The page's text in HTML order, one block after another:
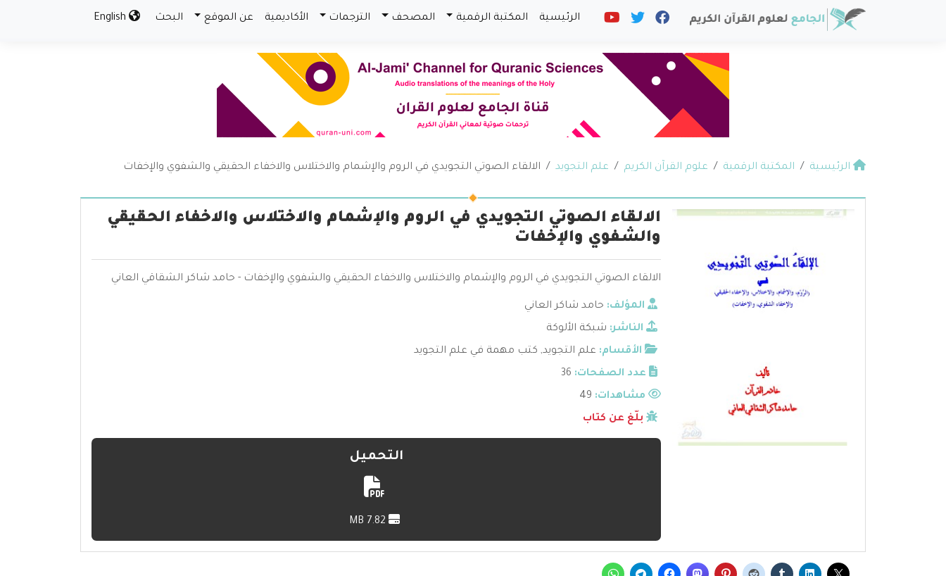
الرئيسية المكتبة الرقمية المصحف الترجمات الأكاديمية عن الموقع البحث
الرئيسية المكتبة الرقمية علوم القرآن الكريم علم التجويد الالقاء الصوتي التجويدي في الروم والإشمام والاختلاس والاخفاء الحقيقي والشفوي والإخفات
الالقاء الصوتي التجويدي في الروم والإشمام والاختلاس والاخفاء الحقيقي
والشفوي والإخفات
الالقاء الصوتي التجويدي في الروم والإشمام والاختلاس والاخفاء الحقيقي والشفوي والإخفات - حامد شاكر الشقاقي العاني
المؤلف: حامد شاكر العاني
الناشر: شبكة الألوكة
الأقسام: علم التجويد, كتب مهمة في علم التجويد
عدد الصفحات: 36
مشاهدات:
بلّغ عن كتاب
التحميل